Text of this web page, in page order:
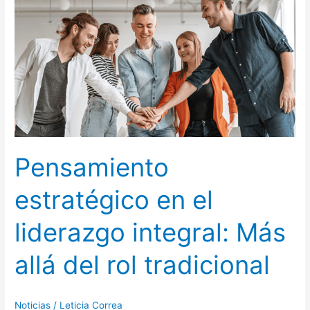
Pensamiento
estratégico en el
liderazgo integral: Más
allá del rol tradicional
Noticias / Leticia Correa
el
liderazgo
integral:
Más
allá
del
rol
tradicional